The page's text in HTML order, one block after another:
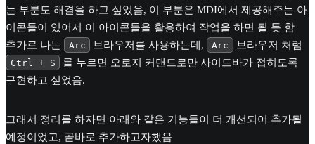
는 부분도 해결을 하고 싶었음, 이 부분은 MDI에서 제공해주는 아
이콘들이 있어서 이 아이콘들을 활용하여 작업을 하면 될 듯 함
추가로 나는
Arc 브라우저를 사용하는데, Arc 브라우저 처럼
Ctrl + S
를 누르면 오로지 커맨드로만 사이드바가 접히도록
구현하고 싶었음.
그래서 정리를 하자면 아래와 같은 기능들이 더 개선되어 추가될
예정이었고, 곧바로 추가하고자했음